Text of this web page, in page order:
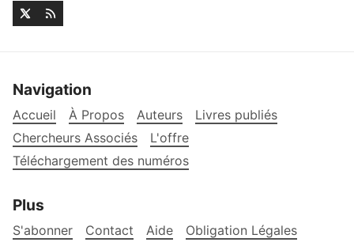
Navigation
Accueil À Propos Auteurs
Livres publiés
Chercheurs Associés
L'offre
Téléchargement des numéros
Plus
S'abonner Contact Aide Obligation Légales